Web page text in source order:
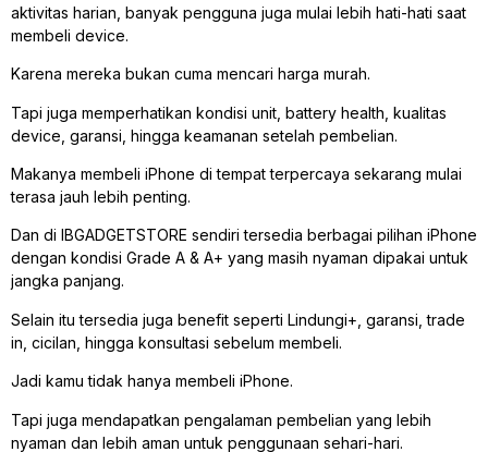
aktivitas harian, banyak pengguna juga mulai lebih hati-hati saat
membeli device.
Karena mereka bukan cuma mencari harga murah.
Tapi juga memperhatikan kondisi unit, battery health, kualitas
device, garansi, hingga keamanan setelah pembelian.
Makanya membeli iPhone di tempat terpercaya sekarang mulai
terasa jauh lebih penting.
Dan di IBGADGETSTORE sendiri tersedia berbagai pilihan iPhone
dengan kondisi Grade A & A+ yang masih nyaman dipakai untuk
jangka panjang.
Selain itu tersedia juga benefit seperti Lindungi+, garansi, trade
in, cicilan, hingga konsultasi sebelum membeli.
Jadi kamu tidak hanya membeli iPhone.
Tapi juga mendapatkan pengalaman pembelian yang lebih
nyaman dan lebih aman untuk penggunaan sehari-hari.